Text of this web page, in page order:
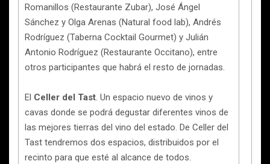
Romanillos (Restaurante Zubar), José Ángel
Sánchez y Olga Arenas (Natural food lab), Andrés
Rodríguez (Taberna Cocktail Gourmet) y Julián
Antonio Rodríguez (Restaurante Occitano), entre
otros participantes que habrá el resto de jornadas.
El Celler del Tast. Un espacio nuevo de vinos y
cavas donde se podrá degustar diferentes vinos de
las mejores tierras del vino del estado. De Celler del
Tast tendremos dos espacios, distribuidos por el
recinto para que esté al alcance de todos.